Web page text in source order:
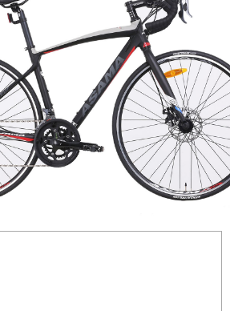
RB SL2806